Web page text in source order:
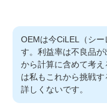
OEMは今CiLEL（シ
す。利益率は不良品
から計算に含めて考
は私もこれから挑戦
詳しくないです。